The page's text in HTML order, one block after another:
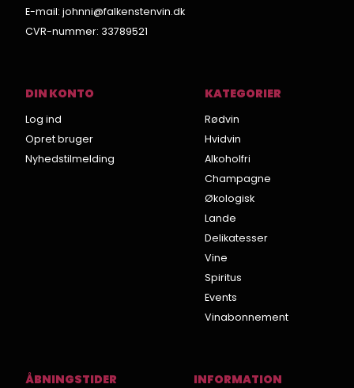
E-mail: johnni@falkenstenvin.dk
CVR-nummer: 33789521
DIN KONTO
Log ind
Opret bruger
Nyhedstilmelding
KATEGORIER
Rødvin
Hvidvin
Alkoholfri
Champagne
Økologisk
Lande
Delikatesser
Vine
Spiritus
Events
Vinabonnement
ÅBNINGSTIDER INFORMATION